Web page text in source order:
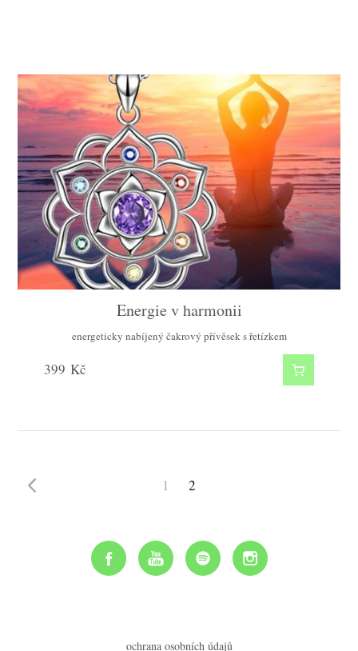
Energie v harmonii
energeticky nabíjený čakrový přívěsek s řetízkem
399 Kč
1 2
ochrana osobních údajů